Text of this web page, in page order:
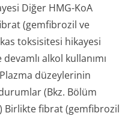
Diğer HMG-KoA
(gemfibrozil ve
toksisitesi hikayesi
alkol kullanımı
düzeylerinin
(Bkz. Bölüm
Birlikte fibrat (gemfibrozil